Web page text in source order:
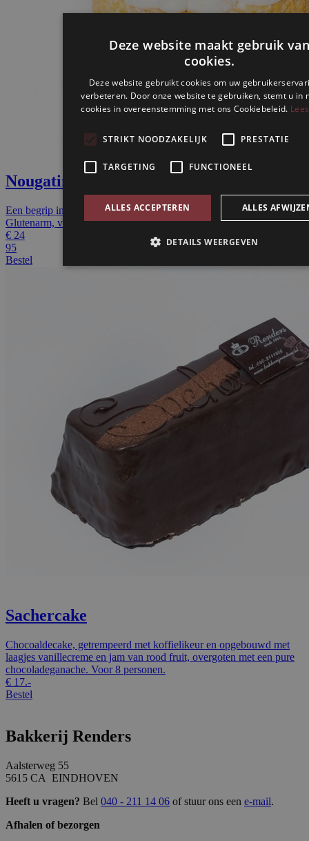
Nougatine ijstaart
Een begrip in Eindhoven: een ijstaart van schuim en nogatine.
Glutenarm, voor 8 personen.
€ 24
95
Bestel
Sachercake
Chocoaldecake, getrempeerd met koffielikeur en opgebouwd met
laagjes vanillecreme en jam van rood fruit, overgoten met een pure
chocoladeganache. Voor 8 personen.
€ 17.-
Bestel
Bakkerij Renders
Aalsterweg 55
5615 CA EINDHOVEN
Heeft u vragen? Bel 040 - 211 14 06 of stuur ons een e-mail.
Afhalen of bezorgen